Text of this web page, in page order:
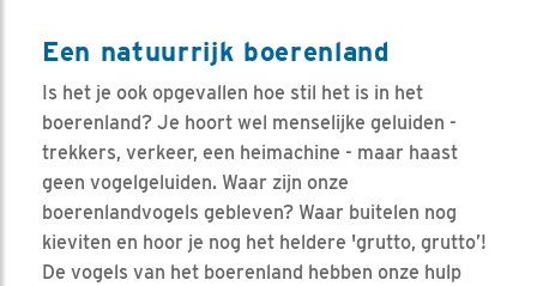
Een natuurrijk boerenland
Is het je ook opgevallen hoe stil het is in het
boerenland? Je hoort wel menselijke geluiden -
trekkers, verkeer, een heimachine - maar haast
geen vogelgeluiden. Waar zijn onze
boerenlandvogels gebleven? Waar buitelen nog
kieviten en hoor je nog het heldere 'grutto, grutto’!
De vogels van het boerenland hebben onze hulp